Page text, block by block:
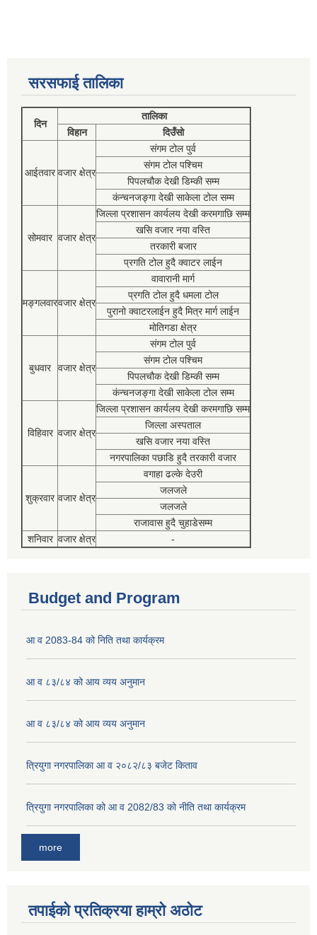
सरसफाई तालिका
दिन
तालिका
विहान
दिउँसो
आईतवार वजार क्षेत्र
संगम टोल पुर्व
संगम टोल पश्चिम
पिपलचौक देखी डिम्की सम्म
कंन्चनजङ्गा देखी साकेला टोल सम्म
सोमवार वजार क्षेत्र
जिल्ला प्रशासन कार्यलय देखी करमगाछि सम्म
खसि वजार नया वस्ति
तरकारी बजार
प्रगति टोल हुदै क्वाटर लाईन
मङ्गलवारवजार क्षेत्र
वावारानी मार्ग
प्रगति टोल हुदै धमला टोल
पुरानो क्वाटरलाईन हुदै मित्र मार्ग लाईन
मोतिगडा क्षेत्र
बुधवार वजार क्षेत्र
संगम टोल पुर्व
संगम टोल पश्चिम
पिपलचौक देखी डिम्की सम्म
कंन्चनजङ्गा देखी साकेला टोल सम्म
विहिवार वजार क्षेत्र
जिल्ला प्रशासन कार्यलय देखी करमगाछि सम्म
जिल्ला अस्पताल
खसि वजार नया वस्ति
नगरपालिका पछाडि हुदै तरकारी वजार
शुक्रवार वजार क्षेत्र
वगाहा ढल्के देउरी
जलजले
जलजले
राजावास हुदै चुहाडेसम्म
शनिवार वजार क्षेत्र -
Budget and Program
आ व 2083-84 को निति तथा कार्यक्रम
आ व ८३/८४ को आय व्यय अनुमान
आ व ८३/८४ को आय व्यय अनुमान
त्रियुगा नगरपालिका आ व २०८२/८३ बजेट किताव
त्रियुगा नगरपालिका को आ व 2082/83 को नीति तथा कार्यक्रम
more
तपाईको प्रतिक्रया हाम्रो अठोट